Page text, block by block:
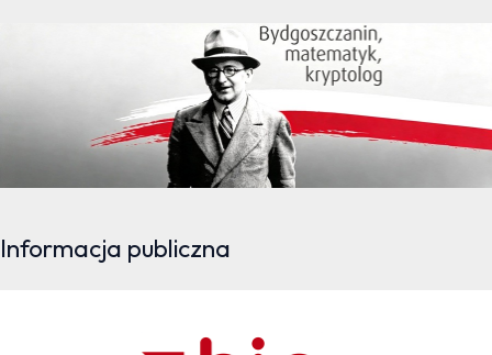
Informacja publiczna